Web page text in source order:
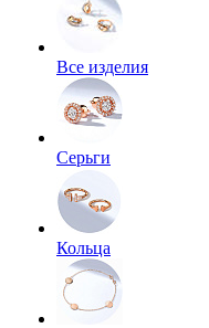
Все изделия
Серьги
Кольца